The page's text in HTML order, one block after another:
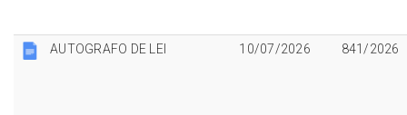
AUTOGRAFO DE LEI 10/07/2026 841/2026